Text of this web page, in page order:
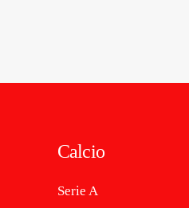
Calcio
Serie A